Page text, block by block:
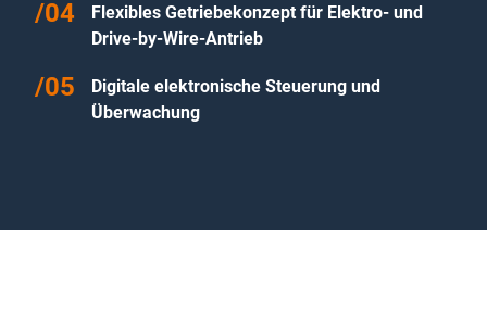
Flexibles Getriebekonzept für Elektro- und
Drive-by-Wire-Antrieb
Digitale elektronische Steuerung und
Überwachung